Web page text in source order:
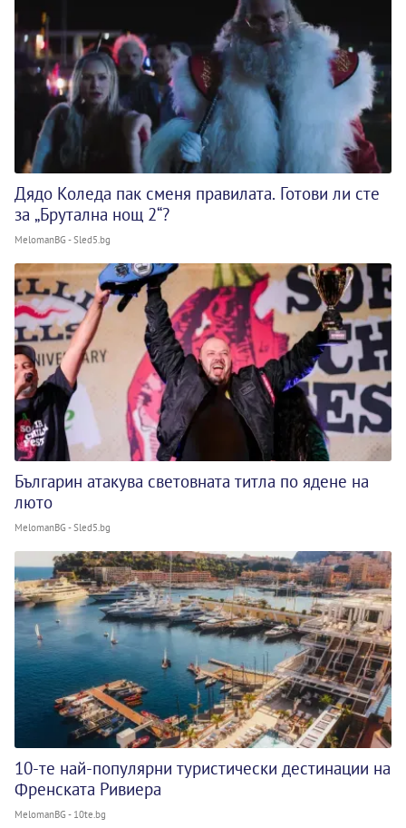
Дядо Коледа пак сменя правилата. Готови ли сте
за „Брутална нощ 2“?
MelomanBG - Sled5.bg
Българин атакува световната титла по ядене на
люто
MelomanBG - Sled5.bg
10-те най-популярни туристически дестинации на
Френската Ривиера
MelomanBG - 10te.bg